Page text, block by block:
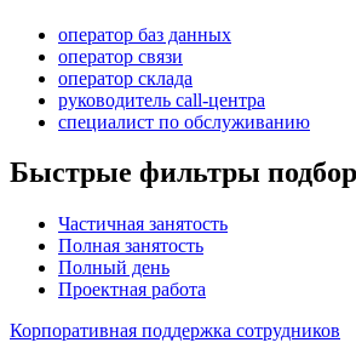
оператор баз данных
оператор связи
оператор склада
руководитель call-центра
специалист по обслуживанию
Быстрые фильтры
Частичная занятость
Полная занятость
Полный день
Проектная работа
Корпоративная поддержка сотрудников